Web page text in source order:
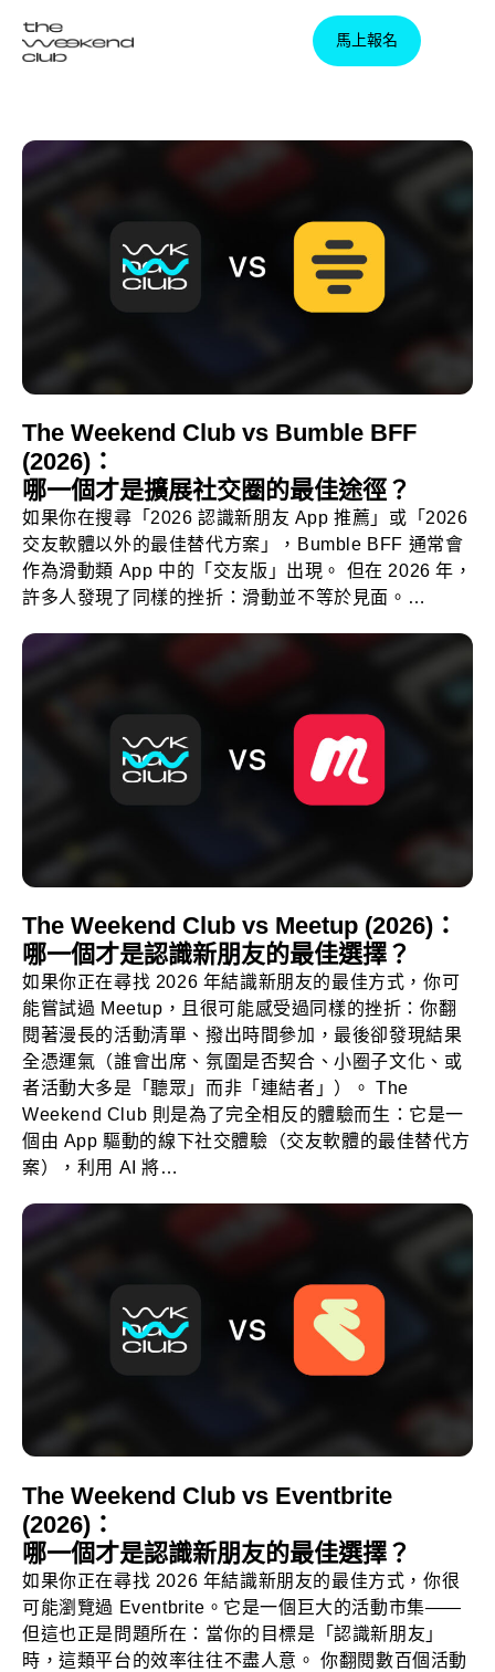
馬上報名
The Weekend Club vs Bumble BFF
(2026)：
哪一個才是擴展社交圈的最佳途徑？
如果你在搜尋「2026 認識新朋友 App 推薦」或「2026
交友軟體以外的最佳替代方案」，Bumble BFF 通常會
作為滑動類 App 中的「交友版」出現。 但在 2026 年，
許多人發現了同樣的挫折：滑動並不等於見面。…
The Weekend Club vs Meetup (2026)：
哪一個才是認識新朋友的最佳選擇？
如果你正在尋找 2026 年結識新朋友的最佳方式，你可
能嘗試過 Meetup，且很可能感受過同樣的挫折：你翻
閱著漫長的活動清單、撥出時間參加，最後卻發現結果
全憑運氣（誰會出席、氛圍是否契合、小圈子文化、或
者活動大多是「聽眾」而非「連結者」）。 The
Weekend Club 則是為了完全相反的體驗而生：它是一
個由 App 驅動的線下社交體驗（交友軟體的最佳替代方
案），利用 AI 將…
The Weekend Club vs Eventbrite
(2026)：
哪一個才是認識新朋友的最佳選擇？
如果你正在尋找 2026 年結識新朋友的最佳方式，你很
可能瀏覽過 Eventbrite。它是一個巨大的活動市集——
但這也正是問題所在：當你的目標是「認識新朋友」
時，這類平台的效率往往不盡人意。 你翻閱數百個活動